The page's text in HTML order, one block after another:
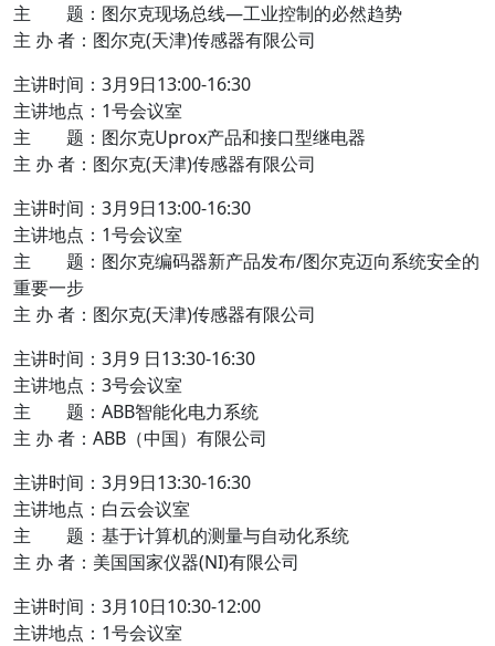
主 题：图尔克现场总线—工业控制的必然趋势
主 办 者：图尔克(天津)传感器有限公司
主讲时间：3月9日13:00-16:30
主讲地点：1号会议室
主 题：图尔克Uprox产品和接口型继电器
主 办 者：图尔克(天津)传感器有限公司
主讲时间：3月9日13:00-16:30
主讲地点：1号会议室
主 题：图尔克编码器新产品发布/图尔克迈向系统安全的
重要一步
主 办 者：图尔克(天津)传感器有限公司
主讲时间：3月9 日13:30-16:30
主讲地点：3号会议室
主 题：ABB智能化电力系统
主 办 者：ABB（中国）有限公司
主讲时间：3月9日13:30-16:30
主讲地点：白云会议室
主 题：基于计算机的测量与自动化系统
主 办 者：美国国家仪器(NI)有限公司
主讲时间：3月10日10:30-12:00
主讲地点：1号会议室